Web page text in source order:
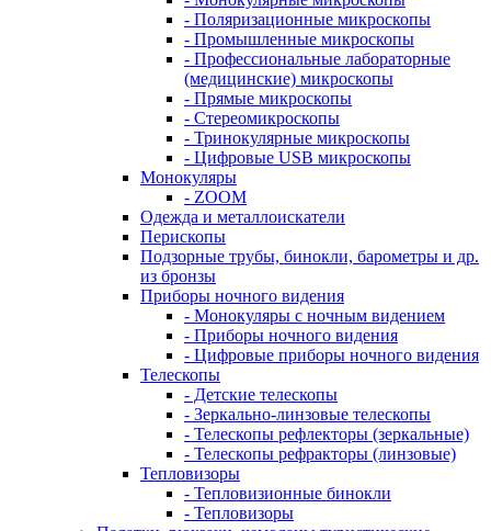
- Поляризационные микроскопы
- Промышленные микроскопы
- Профессиональные лабораторные
(медицинские) микроскопы
- Прямые микроскопы
- Стереомикроскопы
- Тринокулярные микроскопы
- Цифровые USB микроскопы
Монокуляры
- ZOOM
Одежда и металлоискатели
Перископы
Подзорные трубы, бинокли, барометры и др.
из бронзы
Приборы ночного видения
- Монокуляры с ночным видением
- Приборы ночного видения
- Цифровые приборы ночного видения
Телескопы
- Детские телескопы
- Зеркально-линзовые телескопы
- Телескопы рефлекторы (зеркальные)
- Телескопы рефракторы (линзовые)
Тепловизоры
- Тепловизионные бинокли
- Тепловизоры